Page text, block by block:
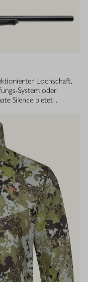
Lochschaft,
System oder
Silence bietet
tragen aktiv zum
ganzheitlich
abgestimmt.
den gesamten Lauf
die erstklassige
auszeichnet. Die
ist in
ihr sowohl ein
attraktives